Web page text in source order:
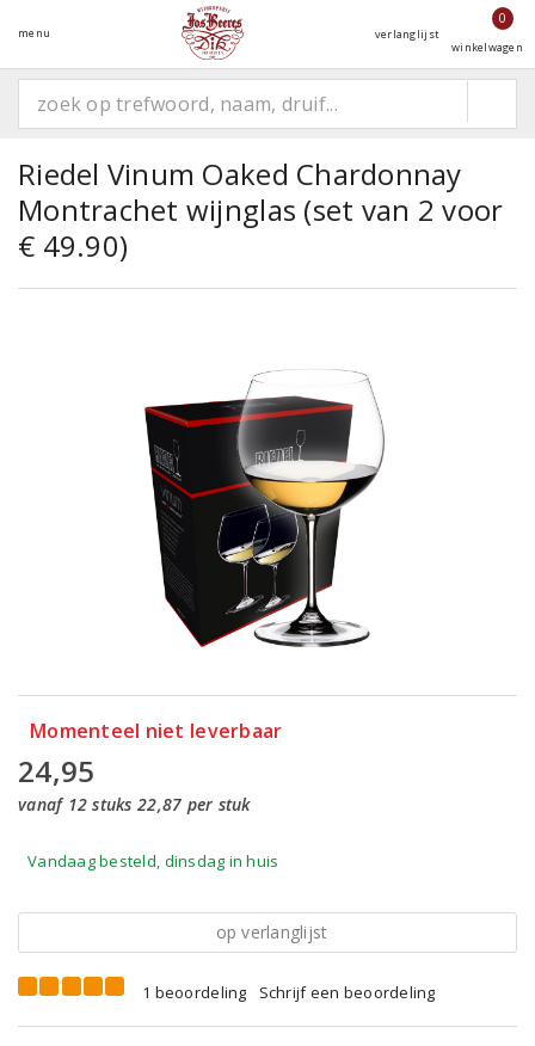
menu verlanglijst
0
winkelwagen
Riedel Vinum Oaked Chardonnay
Montrachet wijnglas (set van 2 voor
€ 49.90)
Momenteel niet leverbaar
24,95
vanaf 12 stuks 22,87 per stuk
Vandaag besteld, dinsdag in huis
op verlanglijst
1 beoordeling Schrijf een beoordeling